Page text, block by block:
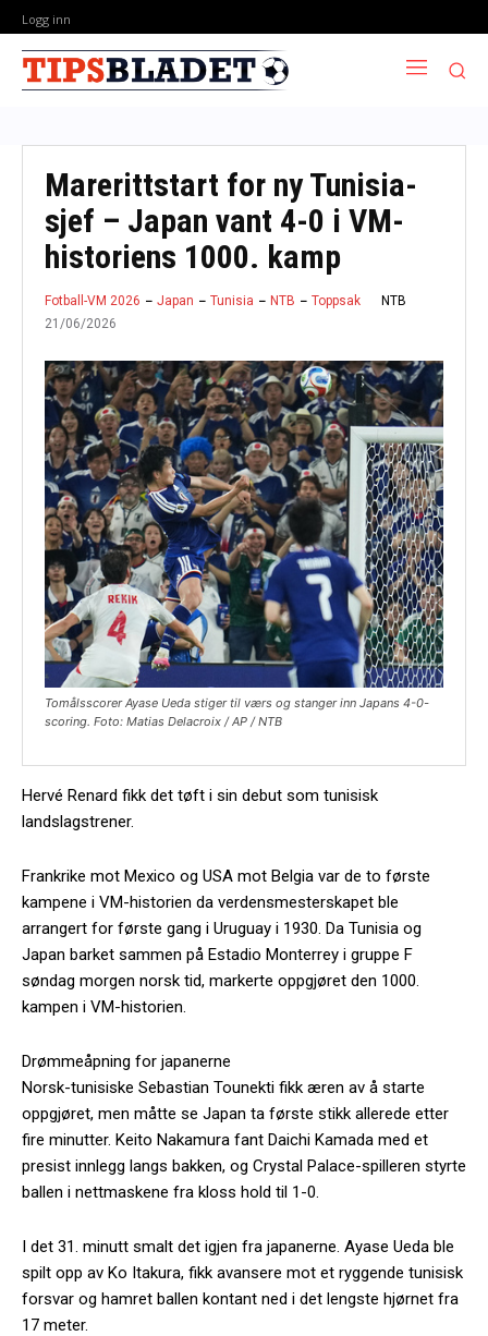
Logg inn
Marerittstart for ny Tunisia-
sjef – Japan vant 4-0 i VM-
historiens 1000. kamp
Fotball-VM 2026 Japan Tunisia NTB Toppsak
NTB
21/06/2026
Tomålsscorer Ayase Ueda stiger til værs og stanger inn Japans 4-0-
scoring. Foto: Matias Delacroix / AP / NTB
Hervé Renard fikk det tøft i sin debut som tunisisk
landslagstrener.
Frankrike mot Mexico og USA mot Belgia var de to første
kampene i VM-historien da verdensmesterskapet ble
arrangert for første gang i Uruguay i 1930. Da Tunisia og
Japan barket sammen på Estadio Monterrey i gruppe F
søndag morgen norsk tid, markerte oppgjøret den 1000.
kampen i VM-historien.
Drømmeåpning for japanerne
Norsk-tunisiske Sebastian Tounekti fikk æren av å starte
oppgjøret, men måtte se Japan ta første stikk allerede etter
fire minutter. Keito Nakamura fant Daichi Kamada med et
presist innlegg langs bakken, og Crystal Palace-spilleren styrte
ballen i nettmaskene fra kloss hold til 1-0.
I det 31. minutt smalt det igjen fra japanerne. Ayase Ueda ble
spilt opp av Ko Itakura, fikk avansere mot et ryggende tunisisk
forsvar og hamret ballen kontant ned i det lengste hjørnet fra
17 meter.